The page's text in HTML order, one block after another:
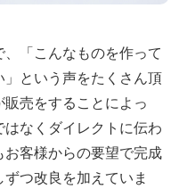
「こんなものを作って
という声をたくさん頂
売をすることによっ
なくダイレクトに伝わ
客様からの要望で完成
つ改良を加えていま